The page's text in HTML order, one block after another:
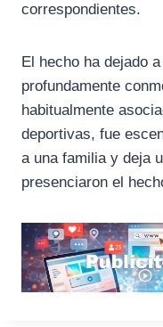
correspondientes.
El hecho ha dejado
profundamente
habitualmente
deportivas, fue
a una familia y deja
presenciaron el